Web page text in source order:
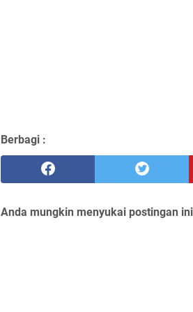
Berbagi :
Anda mungkin menyukai postingan